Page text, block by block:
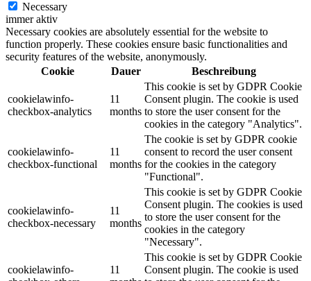
Necessary
immer aktiv
Necessary cookies are absolutely essential for the website to
function properly. These cookies ensure basic functionalities and
security features of the website, anonymously.
Cookie
Dauer Beschreibung
cookielawinfo-
checkbox-analytics
11
months
This cookie is set by GDPR Cookie
Consent plugin. The cookie is used
to store the user consent for the
cookies in the category "Analytics".
cookielawinfo-
checkbox-functional
11
months
The cookie is set by GDPR cookie
consent to record the user consent
for the cookies in the category
"Functional".
cookielawinfo-
checkbox-necessary
11
months
This cookie is set by GDPR Cookie
Consent plugin. The cookies is used
to store the user consent for the
cookies in the category
"Necessary".
cookielawinfo-
11
This cookie is set by GDPR Cookie
Consent plugin. The cookie is used